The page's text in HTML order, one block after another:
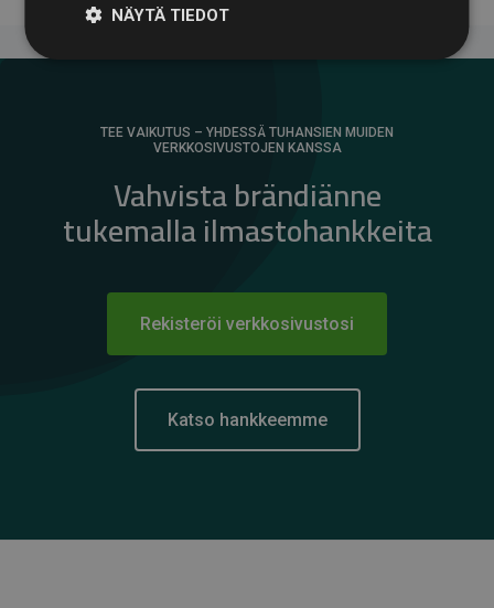
TEE VAIKUTUS – YHDESSÄ TUHANSIEN MUIDEN
VERKKOSIVUSTOJEN KANSSA
Vahvista brändiänne
tukemalla ilmastohankkeita
Rekisteröi verkkosivustosi
Katso hankkeemme
NÄYTÄ TIEDOT